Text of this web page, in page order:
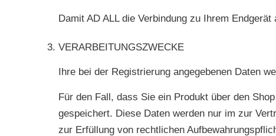
Damit AD ALL die Verbindung zu Ihrem
VERARBEITUNGSZWECKE
Ihre bei der Registrierung angegebenen Daten
Für den Fall, dass Sie ein Produkt über den
gespeichert. Diese Daten werden nur im zur
zur Erfüllung von rechtlichen